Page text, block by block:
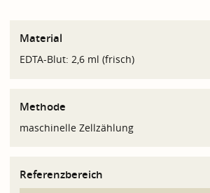
Material
EDTA-Blut: 2,6 ml (frisch)
Methode
maschinelle Zellzählung
Referenzbereich